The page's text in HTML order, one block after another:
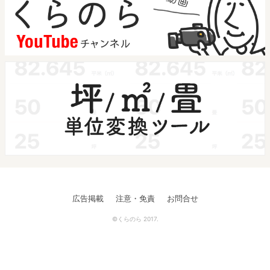
広告掲載 注意・免責 お問合せ
©くらのら 2017.